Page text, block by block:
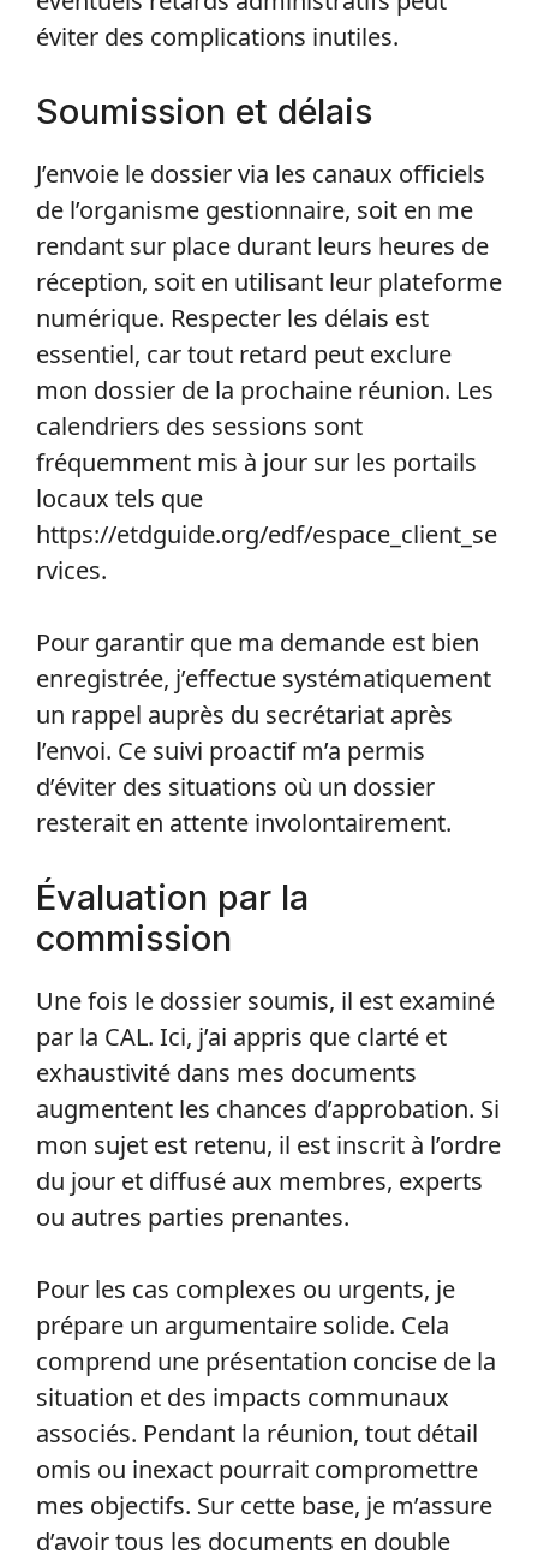
éviter des complications inutiles.
Soumission et délais
J’envoie le dossier via les canaux officiels
de l’organisme gestionnaire, soit en me
rendant sur place durant leurs heures de
réception, soit en utilisant leur plateforme
numérique. Respecter les délais est
essentiel, car tout retard peut exclure
mon dossier de la prochaine réunion. Les
calendriers des sessions sont
fréquemment mis à jour sur les portails
locaux tels que
https://etdguide.org/edf/espace_client_se
rvices.
Pour garantir que ma demande est bien
enregistrée, j’effectue systématiquement
un rappel auprès du secrétariat après
l’envoi. Ce suivi proactif m’a permis
d’éviter des situations où un dossier
resterait en attente involontairement.
Évaluation par la
commission
Une fois le dossier soumis, il est examiné
par la CAL. Ici, j’ai appris que clarté et
exhaustivité dans mes documents
augmentent les chances d’approbation. Si
mon sujet est retenu, il est inscrit à l’ordre
du jour et diffusé aux membres, experts
ou autres parties prenantes.
Pour les cas complexes ou urgents, je
prépare un argumentaire solide. Cela
comprend une présentation concise de la
situation et des impacts communaux
associés. Pendant la réunion, tout détail
omis ou inexact pourrait compromettre
mes objectifs. Sur cette base, je m’assure
d’avoir tous les documents en double